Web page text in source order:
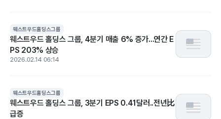
웨스트우드홀딩스그룹
웨스트우드 홀딩스 그룹, 4분기 매출 6% 증가...연간 E
PS 203% 상승
2026.02.14 06:14
웨스트우드홀딩스그룹
웨스트우드 홀딩스 그룹, 3분기 EPS 0.41달러..전년比
급증